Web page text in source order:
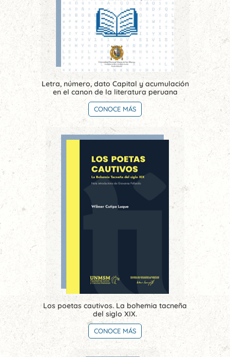
Letra, número, dato Capital y acumulación
en el canon de la literatura peruana
CONOCE MÁS
Los poetas cautivos. La bohemia tacneña
del siglo XIX.
CONOCE MÁS